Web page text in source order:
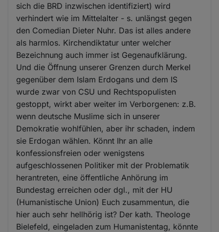
sich die BRD inzwischen identifiziert) wird
verhindert wie im Mittelalter - s. unlängst gegen
den Comedian Dieter Nuhr. Das ist alles andere
als harmlos. Kirchendiktatur unter welcher
Bezeichnung auch immer ist Gegenaufklärung.
Und die Öffnung unserer Grenzen durch Merkel
gegenüber dem Islam Erdogans und dem IS
wurde zwar von CSU und Rechtspopulisten
gestoppt, wirkt aber weiter im Verborgenen: z.B.
wenn deutsche Muslime sich in unserer
Demokratie wohlfühlen, aber ihr schaden, indem
sie Erdogan wählen. Könnt Ihr an alle
konfessionsfreien oder wenigstens
aufgeschlossenen Politiker mit der Problematik
herantreten, eine öffentliche Anhörung im
Bundestag erreichen oder dgl., mit der HU
(Humanistische Union) Euch zusammentun, die
hier auch sehr hellhörig ist? Der kath. Theologe
Bielefeld, eingeladen zum Humanistentag, könnte